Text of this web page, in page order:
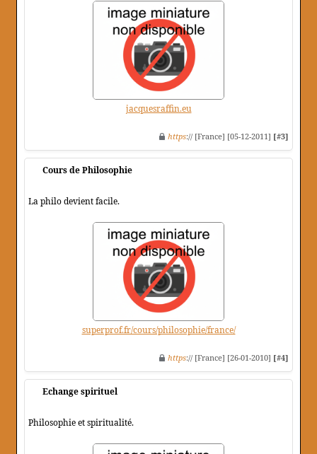
jacquesraffin.eu
https:// [France] [05-12-2011] [#3]
Cours de Philosophie
La philo devient facile.
superprof.fr/cours/philosophie/france/
https:// [France] [26-01-2010] [#4]
Echange spirituel
Philosophie et spiritualité.